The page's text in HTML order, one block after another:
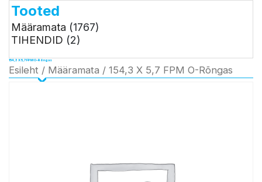
Tooted
Määramata (1767)
TIHENDID (2)
154,3 X 5,7 FPM O-Rõngas
Esileht / Määramata / 154,3 X 5,7 FPM O-Rõngas